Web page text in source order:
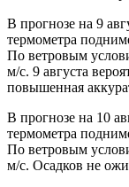
В прогнозе на 9
термометра
По ветровым
м/с. 9 августа
повышенная
В прогнозе на 10
термометра
По ветровым
м/с. Осадков не